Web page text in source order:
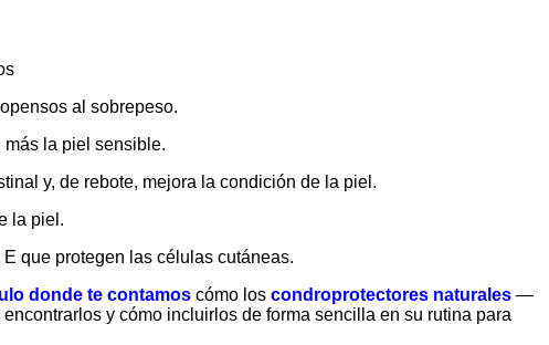
al sobrepeso.
más la piel sensible.
y, de rebote, mejora la condición de la piel.
la piel.
que protegen las células cutáneas.
donde te contamos cómo los condroprotectores naturales —
y cómo incluirlos de forma sencilla en su rutina para